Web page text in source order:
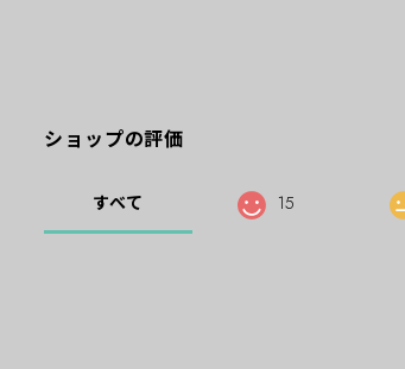
ショップの評価
すべて 15